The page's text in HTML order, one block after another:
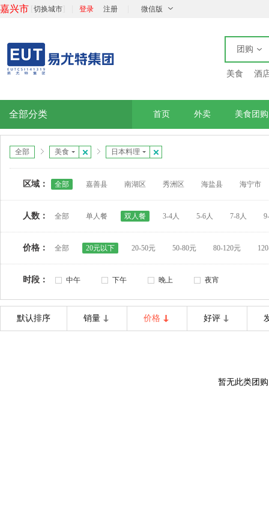
嘉兴市 切换城市 登录 注册 微信版
团购
美食 酒
全部分类 首页 外卖 美食团购
全部 美食 日本料理
区域： 全部 嘉善县 南湖区 秀洲区 海盐县 海宁市
人数： 全部 单人餐 双人餐 3-4人 5-6人 7-8人
价格： 全部 20元以下 20-50元 50-80元 80-120元
时段： 中午 下午 晚上 夜宵
默认排序 销量 价格 好评
暂无此类团